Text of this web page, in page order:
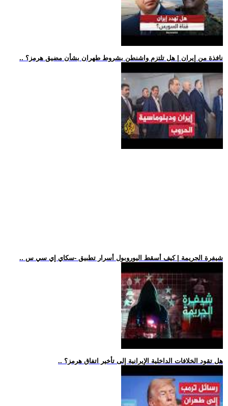
.. نافذة من إيران | هل تلتزم واشنطن بشروط طهران بشأن مضيق هرمز؟
.. شيفرة الجريمة | كيف أسقط اليوروبول أسرار تطبيق -سكاي إي سي س
.. هل تقود الخلافات الداخلية الإيرانية إلى تأخير اتفاق هرمز؟